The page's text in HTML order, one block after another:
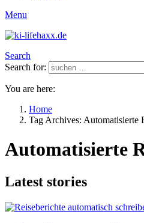
Menu
Search
Search for:
You are here:
Home
Tag Archives: Automatisierte
Automatisierte
Latest stories